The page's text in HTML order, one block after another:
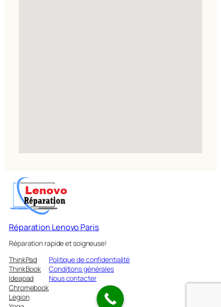
Réparation Lenovo Paris
Réparation rapide et soigneuse!
ThinkPad
ThinkBook
Ideapad
Chromebook
Legion
Politique de confidentialité
Conditions générales
Nous contacter